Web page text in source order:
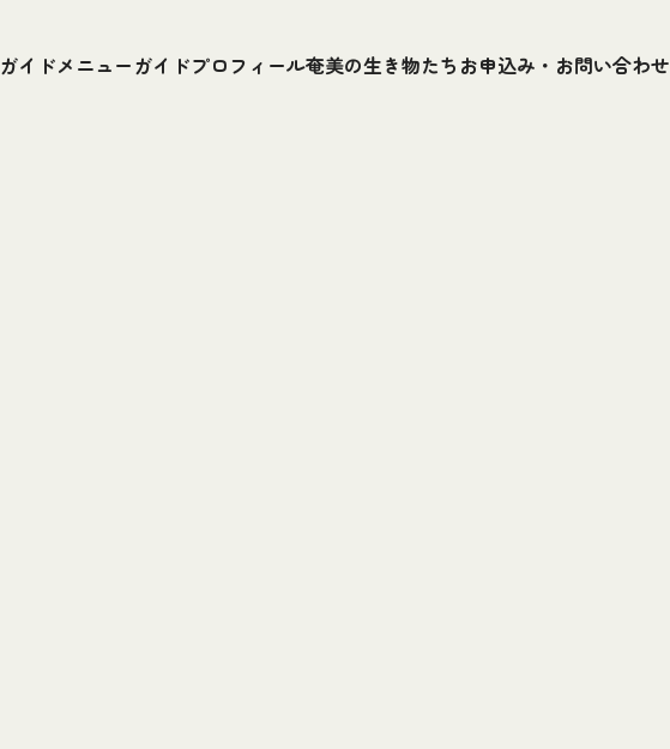
ガイドメニューガイドプロフィール奄美の生き物たち お申込み・お問い合わせ